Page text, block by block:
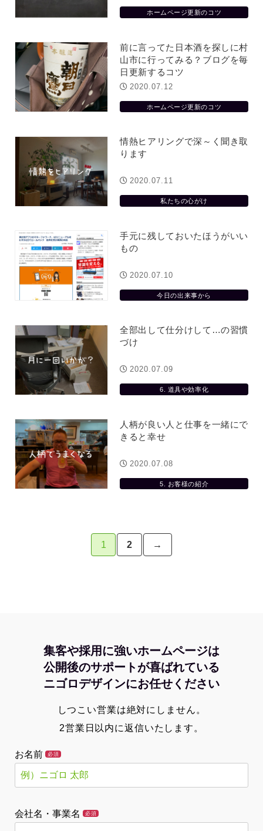
ホームページ更新のコツ
前に言ってた日本酒を探しに村
山市に行ってみる？ブログを毎
日更新するコツ
ホームページ更新のコツ
2020.07.12
情熱ヒアリングで深～く聞き取
ります
私たちの心がけ
2020.07.11
手元に残しておいたほうがいい
もの
今日の出来事から
2020.07.10
全部出して仕分けして…の習慣
づけ
6. 道具や効率化
2020.07.09
人柄が良い人と仕事を一緒にで
きると幸せ
5. お客様の紹介
2020.07.08
1 2 →
集客や採用に強いホームページは
公開後のサポートが喜ばれている
ニゴロデザインにお任せください
しつこい営業は絶対にしません。
2営業日以内に返信いたします。
お名前 必須
会社名・事業名 必須